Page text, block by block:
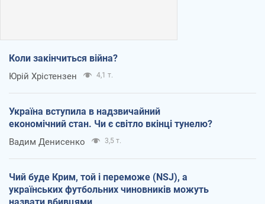
Коли закінчиться війна?
Юрій Хрістензен 4,1 т.
Україна вступила в надзвичайний
економічний стан. Чи є світло вкінці тунелю?
Вадим Денисенко 3,5 т.
Чий буде Крим, той і переможе (NSJ), а
українських футбольних чиновників можуть